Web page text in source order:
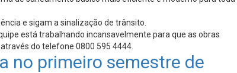
e sigam a sinalização de trânsito.
está trabalhando incansavelmente para que as obras
do telefone 0800 595 4444.
no primeiro semestre de